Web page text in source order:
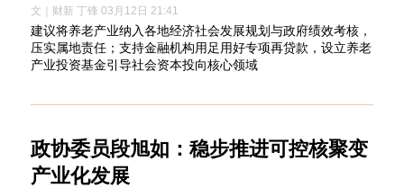
文｜财新 丁锋 03月12日 21:41
建议将养老产业纳入各地经济社会发展规划与政府绩效考核，
压实属地责任；支持金融机构用足用好专项再贷款，设立养老
产业投资基金引导社会资本投向核心领域
政协委员段旭如：稳步推进可控核聚变
产业化发展